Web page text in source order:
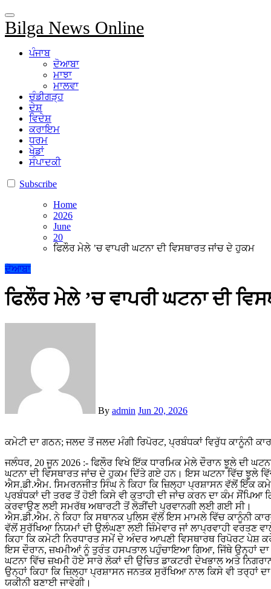
Bilga News Online
ਪੰਜਾਬ
ਦੋਆਬਾ
ਮਾਝਾ
ਮਾਲਵਾ
ਚੰਡੀਗੜ੍ਹ
ਦੇਸ਼
ਵਿਦੇਸ਼
ਕਰਾਇਮ
ਧਰਮ
ਖੇਡਾਂ
ਸੰਪਾਦਕੀ
Subscribe
Home
2026
June
20
ਫਿਲੌਰ ਮੇਲੇ ’ਚ ਵਾਪਰੀ ਘਟਨਾ ਦੀ ਵਿਸਥਾਰਤ ਜਾਂਚ ਦੇ ਹੁਕਮ
ਦੋਆਬਾ
ਫਿਲੌਰ ਮੇਲੇ ’ਚ ਵਾਪਰੀ ਘਟਨਾ ਦੀ
By admin Jun 20, 2026
ਕਮੇਟੀ ਦਾ ਗਠਨ; ਜਲਦ ਤੋਂ ਜਲਦ ਮੰਗੀ ਰਿਪੋਰਟ, ਪ੍ਰਬੰਧਕਾਂ ਵਿਰੁੱਧ ਕਾਨੂੰਨੀ
ਜਲੰਧਰ, 20 ਜੂਨ 2026 :- ਫਿਲੌਰ ਵਿਖੇ ਇੱਕ ਧਾਰਮਿਕ ਮੇਲੇ ਦੌਰਾਨ ਝੂਲੇ ਦੀ
ਘਟਨਾ ਦੀ ਵਿਸਥਾਰਤ ਜਾਂਚ ਦੇ ਹੁਕਮ ਦਿੱਤੇ ਗਏ ਹਨ। ਇਸ ਘਟਨਾ ਵਿੱਚ ਝੂਲੇ
ਐਸ.ਡੀ.ਐਮ. ਸਿਮਰਨਜੀਤ ਸਿੰਘ ਨੇ ਕਿਹਾ ਕਿ ਜ਼ਿਲ੍ਹਾ ਪ੍ਰਸ਼ਾਸਨ ਵੱਲੋਂ ਇੱਕ
ਪ੍ਰਬੰਧਕਾਂ ਦੀ ਤਰਫ ਤੋਂ ਹੋਈ ਕਿਸੇ ਵੀ ਕੁਤਾਹੀ ਦੀ ਜਾਂਚ ਕਰਨ ਦਾ ਕੰਮ
ਕਰਵਾਉਣ ਲਈ ਸਮਰੱਥ ਅਥਾਰਟੀ ਤੋਂ ਲੋੜੀਂਦੀ ਪ੍ਰਵਾਨਗੀ ਲਈ ਗਈ ਸੀ।
ਐਸ.ਡੀ.ਐਮ. ਨੇ ਕਿਹਾ ਕਿ ਸਥਾਨਕ ਪੁਲਿਸ ਵੱਲੋਂ ਇਸ ਮਾਮਲੇ ਵਿੱਚ ਕਾਨੂੰਨੀ
ਵੱਲੋਂ ਸੁਰੱਖਿਆ ਨਿਯਮਾਂ ਦੀ ਉਲੰਘਣਾ ਲਈ ਜ਼ਿੰਮੇਵਾਰ ਜਾਂ ਲਾਪ੍ਰਵਾਹੀ ਵਰਤਣ
ਕਿਹਾ ਕਿ ਕਮੇਟੀ ਨਿਰਧਾਰਤ ਸਮੇਂ ਦੇ ਅੰਦਰ ਆਪਣੀ ਵਿਸਥਾਰਥ ਰਿਪੋਰਟ ਪੇਸ਼
ਇਸ ਦੌਰਾਨ, ਜ਼ਖਮੀਆਂ ਨੂੰ ਤੁਰੰਤ ਹਸਪਤਾਲ ਪਹੁੰਚਾਇਆ ਗਿਆ, ਜਿੱਥੇ ਉਨ੍ਹਾਂ ਦਾ
ਘਟਨਾ ਵਿੱਚ ਜ਼ਖਮੀ ਹੋਏ ਸਾਰੇ ਲੋਕਾਂ ਦੀ ਉਚਿਤ ਡਾਕਟਰੀ ਦੇਖਭਾਲ ਅਤੇ
ਉਨ੍ਹਾਂ ਕਿਹਾ ਕਿ ਜ਼ਿਲ੍ਹਾ ਪ੍ਰਸ਼ਾਸਨ ਜਨਤਕ ਸੁਰੱਖਿਆ ਨਾਲ ਕਿਸੇ ਵੀ ਤਰ੍ਹਾਂ
ਯਕੀਨੀ ਬਣਾਈ ਜਾਵੇਗੀ।